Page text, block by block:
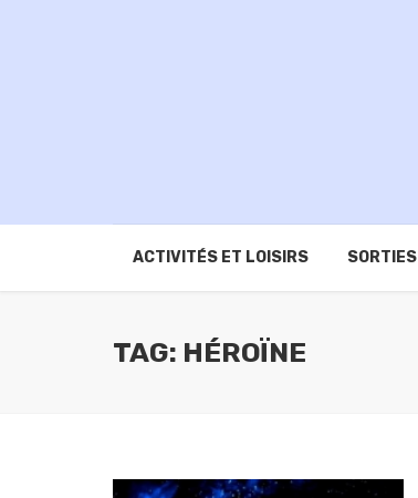
ACTIVITÉS ET LOISIRS SORTIES
TAG: HÉROÏNE